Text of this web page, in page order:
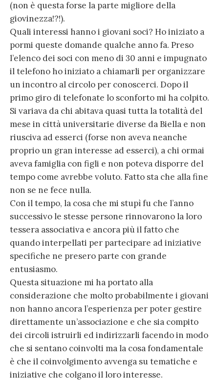
(non è questa forse la parte migliore della
giovinezza!?!).
Quali interessi hanno i giovani soci? Ho iniziato a
pormi queste domande qualche anno fa. Preso
l’elenco dei soci con meno di 30 anni e impugnato
il telefono ho iniziato a chiamarli per organizzare
un incontro al circolo per conoscerci. Dopo il
primo giro di telefonate lo sconforto mi ha colpito.
Si variava da chi abitava quasi tutta la totalità del
mese in città universitarie diverse da Biella e non
riusciva ad esserci (forse non aveva neanche
proprio un gran interesse ad esserci), a chi ormai
aveva famiglia con figli e non poteva disporre del
tempo come avrebbe voluto. Fatto sta che alla fine
non se ne fece nulla.
Con il tempo, la cosa che mi stupì fu che l’anno
successivo le stesse persone rinnovarono la loro
tessera associativa e ancora più il fatto che
quando interpellati per partecipare ad iniziative
specifiche ne presero parte con grande
entusiasmo.
Questa situazione mi ha portato alla
considerazione che molto probabilmente i giovani
non hanno ancora l’esperienza per poter gestire
direttamente un’associazione e che sia compito
dei circoli istruirli ed indirizzarli facendo in modo
che si sentano coinvolti ma la cosa fondamentale
è che il coinvolgimento avvenga su tematiche e
iniziative che colgano il loro interesse.